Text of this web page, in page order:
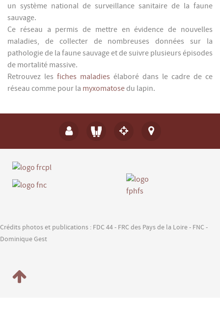
un système national de surveillance sanitaire de la faune
sauvage.
Ce réseau a permis de mettre en évidence de nouvelles
maladies, de collecter de nombreuses données sur la
pathologie de la faune sauvage et de suivre plusieurs épisodes
de mortalité massive.
Retrouvez les fiches maladies élaboré dans le cadre de ce
réseau comme pour la myxomatosedu lapin.
Crédits photos et publications : FDC 44 - FRC des Pays de la Loire - FNC -
Dominique Gest